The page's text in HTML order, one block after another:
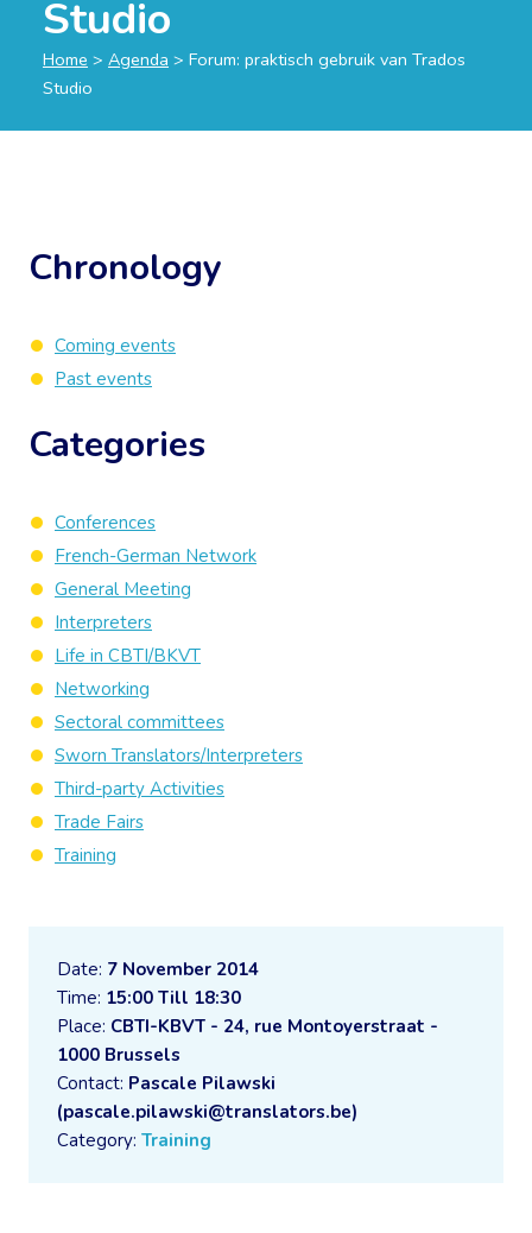
Studio
Home > Agenda > Forum: praktisch gebruik van Trados
Studio
Date: 7 November 2014
Time: 15:00 Till 18:30
Place: CBTI-KBVT - 24, rue Montoyerstraat -
1000 Brussels
Contact: Pascale Pilawski
(pascale.pilawski@translators.be)
Category: Training
Chronology
Coming events
Past events
Categories
Conferences
French-German Network
General Meeting
Interpreters
Life in CBTI/BKVT
Networking
Sectoral committees
Sworn Translators/Interpreters
Third-party Activities
Trade Fairs
Training